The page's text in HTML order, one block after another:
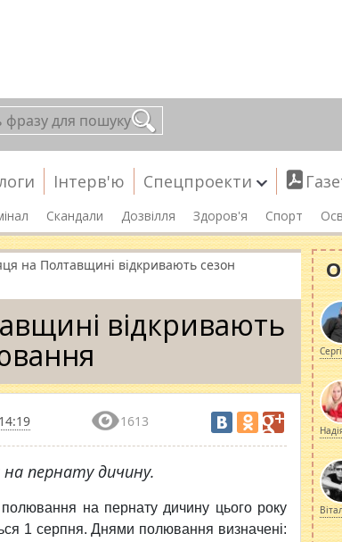
Інтерв'ю Спецпроекти
Скандали Дозвілля Здоров'я Спорт
на Полтавщині відкривають сезон
відкривають
1613
пернату дичину.
полювання на пернату дичину цього року
1 серпня. Днями полювання визначені: